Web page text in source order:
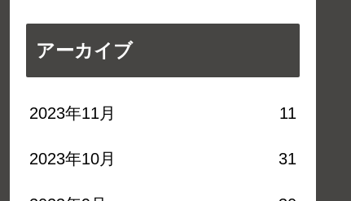
アーカイブ
2023年11月 11
2023年10月 31